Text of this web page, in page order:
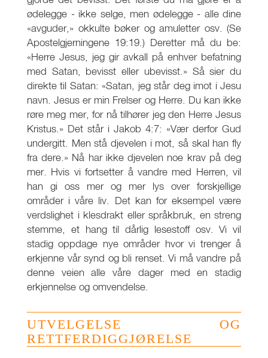
ødelegge - ikke selge, men ødelegge - alle dine
«avguder,» okkulte bøker og amuletter osv. (Se
Apostelgjerningene 19:19.) Deretter må du be:
«Herre Jesus, jeg gir avkall på enhver befatning
med Satan, bevisst eller ubevisst.» Så sier du
direkte til Satan: «Satan, jeg står deg imot i Jesu
navn. Jesus er min Frelser og Herre. Du kan ikke
røre meg mer, for nå tilhører jeg den Herre Jesus
Kristus.» Det står i Jakob 4:7: «Vær derfor Gud
undergitt. Men stå djevelen i mot, så skal han fly
fra dere.» Nå har ikke djevelen noe krav på deg
mer. Hvis vi fortsetter å vandre med Herren, vil
han gi oss mer og mer lys over forskjellige
områder i våre liv. Det kan for eksempel være
verdslighet i klesdrakt eller språkbruk, en streng
stemme, et hang til dårlig lesestoff osv. Vi vil
stadig oppdage nye områder hvor vi trenger å
erkjenne vår synd og bli renset. Vi må vandre på
denne veien alle våre dager med en stadig
erkjennelse og omvendelse.
UTVELGELSE OG
RETTFERDIGGJØRELSE